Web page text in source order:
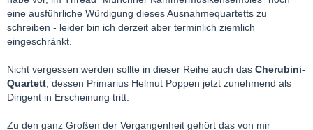
eine ausführliche Würdigung dieses Ausnahmequartetts zu
schreiben - leider bin ich derzeit aber terminlich ziemlich
eingeschränkt.
Nicht vergessen werden sollte in dieser Reihe auch das Cherubini-
Quartett , dessen Primarius Helmut Poppen jetzt zunehmend als
Dirigent in Erscheinung tritt.
Zu den ganz Großen der Vergangenheit gehört das von mir